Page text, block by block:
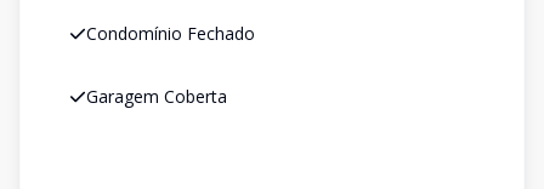
Condomínio Fechado
Garagem Coberta